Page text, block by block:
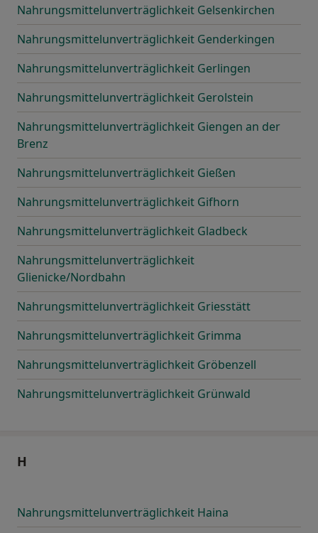
Nahrungsmittelunverträglichkeit Gelsenkirchen
Nahrungsmittelunverträglichkeit Genderkingen
Nahrungsmittelunverträglichkeit Gerlingen
Nahrungsmittelunverträglichkeit Gerolstein
Nahrungsmittelunverträglichkeit Giengen an der
Brenz
Nahrungsmittelunverträglichkeit Gießen
Nahrungsmittelunverträglichkeit Gifhorn
Nahrungsmittelunverträglichkeit Gladbeck
Nahrungsmittelunverträglichkeit
Glienicke/Nordbahn
Nahrungsmittelunverträglichkeit Griesstätt
Nahrungsmittelunverträglichkeit Grimma
Nahrungsmittelunverträglichkeit Gröbenzell
Nahrungsmittelunverträglichkeit Grünwald
H
Nahrungsmittelunverträglichkeit Haina